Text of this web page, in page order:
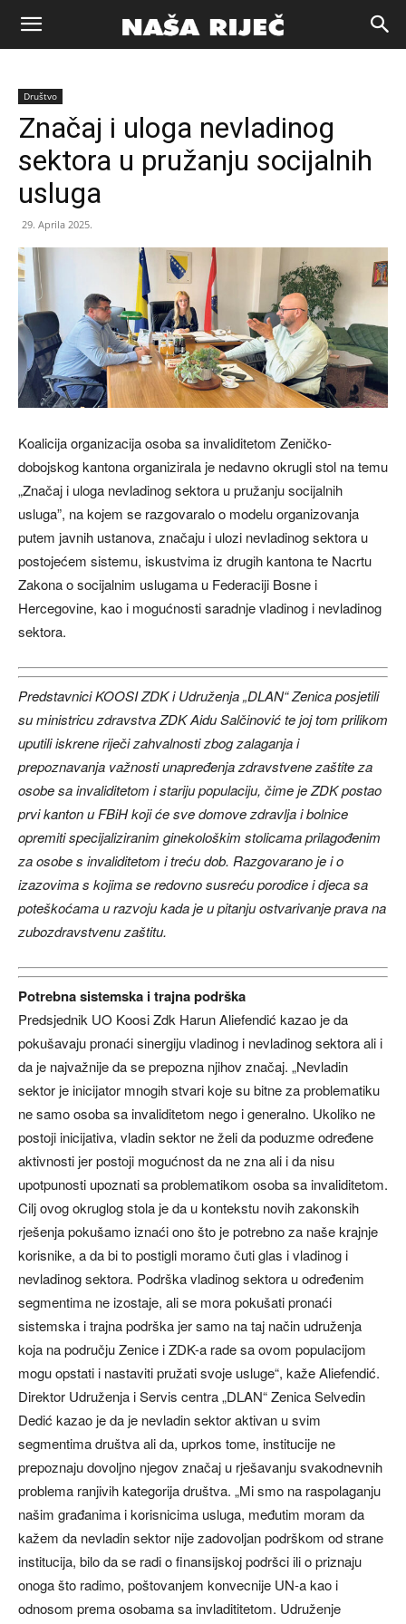
Naša
riječ
Društvo
Značaj i uloga nevladinog
sektora u pružanju socijalnih
usluga
29. Aprila 2025.
Koalicija organizacija osoba sa invaliditetom Zeničko-
dobojskog kantona organizirala je nedavno okrugli stol na temu
„Značaj i uloga nevladinog sektora u pružanju socijalnih
usluga”, na kojem se razgovaralo o modelu organizovanja
putem javnih ustanova, značaju i ulozi nevladinog sektora u
postojećem sistemu, iskustvima iz drugih kantona te Nacrtu
Zakona o socijalnim uslugama u Federaciji Bosne i
Hercegovine, kao i mogućnosti saradnje vladinog i nevladinog
sektora.
Predstavnici KOOSI ZDK i Udruženja „DLAN“ Zenica posjetili
su ministricu zdravstva ZDK Aidu Salčinović te joj tom prilikom
uputili iskrene riječi zahvalnosti zbog zalaganja i
prepoznavanja važnosti unapređenja zdravstvene zaštite za
osobe sa invaliditetom i stariju populaciju, čime je ZDK postao
prvi kanton u FBiH koji će sve domove zdravlja i bolnice
opremiti specijaliziranim ginekološkim stolicama prilagođenim
za osobe s invaliditetom i treću dob. Razgovarano je i o
izazovima s kojima se redovno susreću porodice i djeca sa
poteškoćama u razvoju kada je u pitanju ostvarivanje prava na
zubozdravstvenu zaštitu.
Potrebna sistemska i trajna podrška
Predsjednik UO Koosi Zdk Harun Aliefendić kazao je da
pokušavaju pronaći sinergiju vladinog i nevladinog sektora ali i
da je najvažnije da se prepozna njihov značaj. „Nevladin
sektor je inicijator mnogih stvari koje su bitne za problematiku
ne samo osoba sa invaliditetom nego i generalno. Ukoliko ne
postoji inicijativa, vladin sektor ne želi da poduzme određene
aktivnosti jer postoji mogućnost da ne zna ali i da nisu
upotpunosti upoznati sa problematikom osoba sa invaliditetom.
Cilj ovog okruglog stola je da u kontekstu novih zakonskih
rješenja pokušamo iznaći ono što je potrebno za naše krajnje
korisnike, a da bi to postigli moramo čuti glas i vladinog i
nevladinog sektora. Podrška vladinog sektora u određenim
segmentima ne izostaje, ali se mora pokušati pronaći
sistemska i trajna podrška jer samo na taj način udruženja
koja na području Zenice i ZDK-a rade sa ovom populacijom
mogu opstati i nastaviti pružati svoje usluge“, kaže Aliefendić.
Direktor Udruženja i Servis centra „DLAN“ Zenica Selvedin
Dedić kazao je da je nevladin sektor aktivan u svim
segmentima društva ali da, uprkos tome, institucije ne
prepoznaju dovoljno njegov značaj u rješavanju svakodnevnih
problema ranjivih kategorija društva. „Mi smo na raspolaganju
našim građanima i korisnicima usluga, međutim moram da
kažem da nevladin sektor nije zadovoljan podrškom od strane
institucija, bilo da se radi o finansijskoj podršci ili o priznaju
onoga što radimo, poštovanjem konvecnije UN-a kao i
odnosom prema osobama sa invladititetom. Udruženje